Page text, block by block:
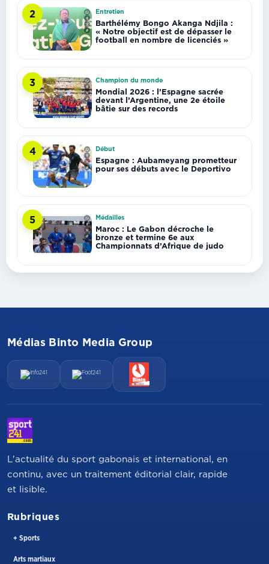
2 Entretien
Barthélémy Bongo Akanga Ndjila :
« Notre objectif est de dépasser le
football en nombre de licenciés »
3 Champion du monde
Mondial 2026 : l’Espagne sacrée
devant l’Argentine, une 2e étoile
bâtie sur des records
4 Début
Espagne : Aubameyang prometteur
pour ses débuts avec le Deportivo
5 Médailles
Maroc : Le Gabon décroche le
bronze et termine 6e aux
Championnats d’Afrique de judo
Médias Binto Media Group
L'actualité du sport gabonais et international, en
continu, avec un traitement éditorial clair, rapide
et lisible.
Rubriques
+ Sports
Arts martiaux